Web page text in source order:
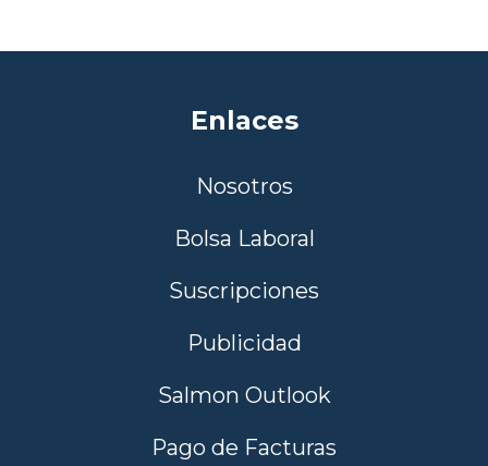
Enlaces
Nosotros
Bolsa Laboral
Suscripciones
Publicidad
Salmon Outlook
Pago de Facturas